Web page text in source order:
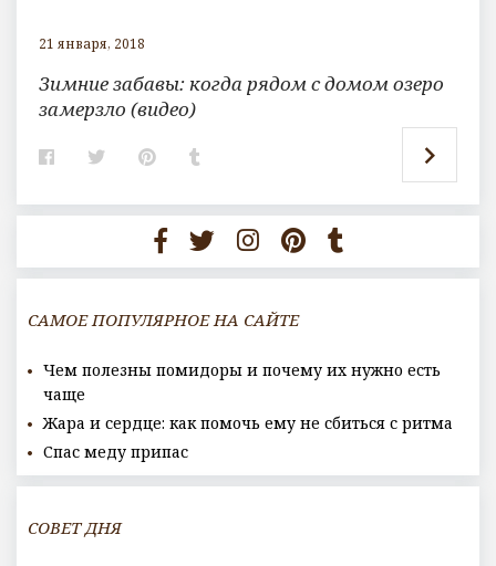
21 января, 2018
Зимние забавы: когда рядом с домом озеро
замерзло (видео)
F
e
o
k
T
t
r
P
t
e
r
e
s
b
l
r
САМОЕ ПОПУЛЯРНОЕ НА САЙТЕ
Чем полезны помидоры и почему их нужно есть
чаще
Жара и сердце: как помочь ему не сбиться с ритма
Спас меду припас
СОВЕТ ДНЯ